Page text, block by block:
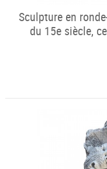
Sculpture en
du 15e siècle,